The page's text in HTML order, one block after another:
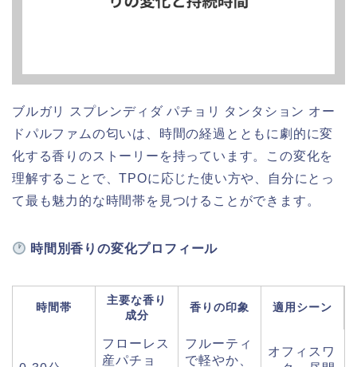
ブルガリ スプレンディダ パチョリ タンタション オー
ドパルファムの匂いは、時間の経過とともに劇的に変
化する香りのストーリーを持っています。この変化を
理解することで、TPOに応じた使い方や、自分にとっ
て最も魅力的な時間帯を見つけることができます。
時間別香りの変化プロフィール
時間帯
主要な香り
成分
香りの印象 適用シーン
フローレス
産パチョ
フルーティ
で軽やか、
オフィスワ